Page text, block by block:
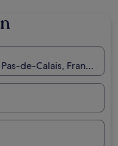
de-Calais, Frankreich